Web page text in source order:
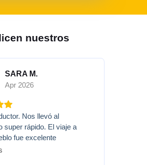
nuestros
SARA M.
Apr 2026
Nos llevó al
super rápido. El viaje a
fue excelente